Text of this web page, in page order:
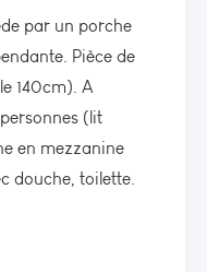
par un porche
Pièce de
140cm). A
(lit
en mezzanine
douche, toilette.